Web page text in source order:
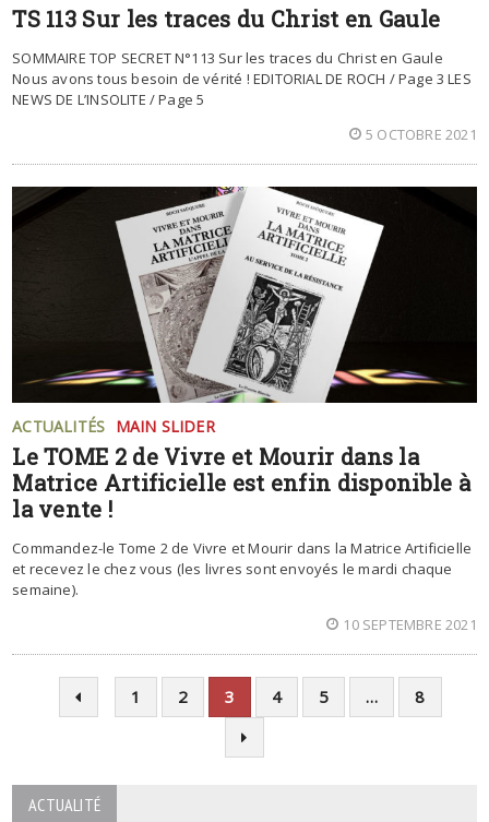
TS 113 Sur les traces du Christ en Gaule
SOMMAIRE TOP SECRET N°113 Sur les traces du Christ en Gaule
Nous avons tous besoin de vérité ! EDITORIAL DE ROCH / Page 3 LES
NEWS DE L’INSOLITE / Page 5
5 OCTOBRE 2021
ACTUALITÉS MAIN SLIDER
Le TOME 2 de Vivre et Mourir dans la
Matrice Artificielle est enfin disponible à
la vente !
Commandez-le Tome 2 de Vivre et Mourir dans la Matrice Artificielle
et recevez le chez vous (les livres sont envoyés le mardi chaque
semaine).
10 SEPTEMBRE 2021
1 2 3 4 5 … 8
ACTUALITÉ